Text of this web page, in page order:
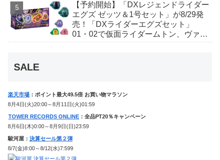
【予約開始】「DXレジェンドライダー
エグズ ゼッツ＆1号セット」が8/29発
売！「DXライダーエグズセット」
01・02で仮面ライダームトン、ヴァン
SALE
楽天市場 ：ポイント最大49.5倍 お買い物マラソン
8月4日(火)20:00～8月11日(火)01:59
TOWER RECORDS ONLINE ：全品PT20％キャンペーン
8月6日(木)0:00～8月9日(日)23:59
駿河屋： 決算セール第２弾
8/7(金)8:00～8/12(水)7:599